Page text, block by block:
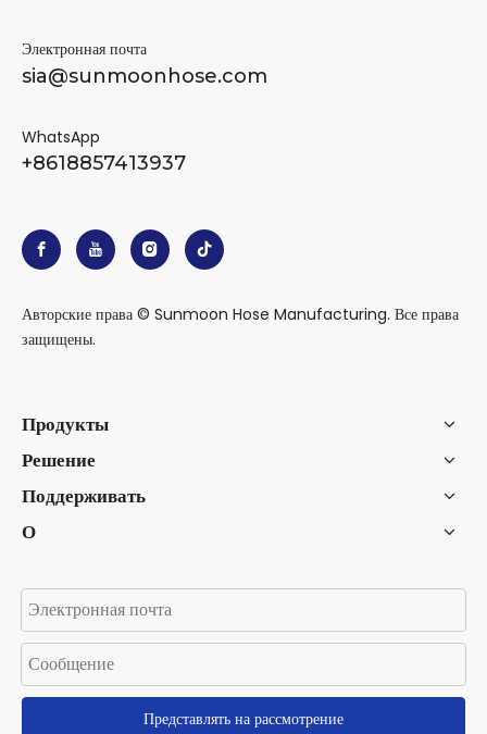
Электронная почта
sia@sunmoonhose.com
WhatsApp
+8618857413937
Авторские права © Sunmoon Hose Manufacturing. Все права
защищены.
Продукты
Решение
Поддерживать
О
Представлять на рассмотрение